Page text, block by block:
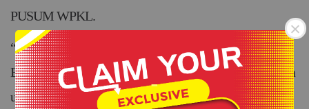
-
PUSUM WPKL.
“Ini adalah antara tanggungjawab sosial SAM menerusi
Biro SAMprihatin, dan kami akan berusaha sedaya upaya
untuk membantu sebaik mungkin.